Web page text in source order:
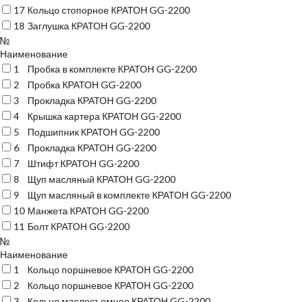
17 Кольцо стопорное КРАТОН GG-2200
18 Заглушка КРАТОН GG-2200
№
Наименование
1
Пробка в комплекте КРАТОН GG-2200
2
Пробка КРАТОН GG-2200
3
Прокладка КРАТОН GG-2200
4
Крышка картера КРАТОН GG-2200
5
Подшипник КРАТОН GG-2200
6
Прокладка КРАТОН GG-2200
7
Штифт КРАТОН GG-2200
8
Щуп масляный КРАТОН GG-2200
9
Щуп масляный в комплекте КРАТОН GG-2200
10 Манжета КРАТОН GG-2200
11 Болт КРАТОН GG-2200
№
Наименование
1
Кольцо поршневое КРАТОН GG-2200
2
Кольцо поршневое КРАТОН GG-2200